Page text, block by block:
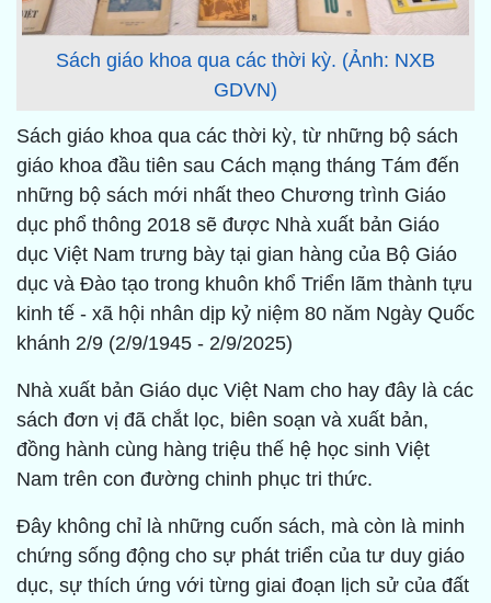
Sách giáo khoa qua các thời kỳ. (Ảnh: NXB
GDVN)
Sách giáo khoa qua các thời kỳ, từ những bộ sách
giáo khoa đầu tiên sau Cách mạng tháng Tám đến
những bộ sách mới nhất theo Chương trình Giáo
dục phổ thông 2018 sẽ được Nhà xuất bản Giáo
dục Việt Nam trưng bày tại gian hàng của Bộ Giáo
dục và Đào tạo trong khuôn khổ Triển lãm thành tựu
kinh tế - xã hội nhân dịp kỷ niệm 80 năm Ngày Quốc
khánh 2/9 (2/9/1945 - 2/9/2025)
Nhà xuất bản Giáo dục Việt Nam cho hay đây là các
sách đơn vị đã chắt lọc, biên soạn và xuất bản,
đồng hành cùng hàng triệu thế hệ học sinh Việt
Nam trên con đường chinh phục tri thức.
Đây không chỉ là những cuốn sách, mà còn là minh
chứng sống động cho sự phát triển của tư duy giáo
dục, sự thích ứng với từng giai đoạn lịch sử của đất